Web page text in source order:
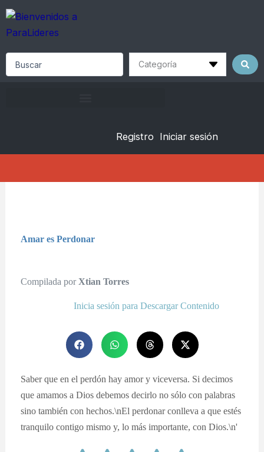
Skip
content
Registro Iniciar sesión
Amar es Perdonar
Compilada porXtian Torres
Inicia sesión para Descargar Contenido
Saber que en el perdón hay amor y viceversa. Si decimos
que amamos a Dios debemos decirlo no sólo con palabras
sino también con hechos.\nEl perdonar conlleva a que estés
tranquilo contigo mismo y, lo más importante, con Dios.\n'